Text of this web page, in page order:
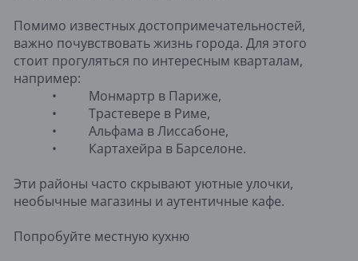
Помимо известных достопримечательностей,
важно почувствовать жизнь города. Для этого
стоит прогуляться по интересным кварталам,
например:
• Монмартр в Париже,
• Трастевере в Риме,
• Альфама в Лиссабоне,
• Картахейра в Барселоне.
Эти районы часто скрывают уютные улочки,
необычные магазины и аутентичные кафе.
Попробуйте местную кухню